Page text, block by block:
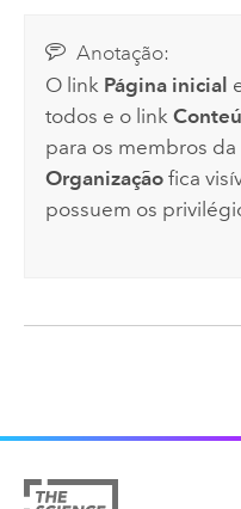
Anotação:
O link Página inicial
todos e o link
para os membros
Organização fica
possuem os